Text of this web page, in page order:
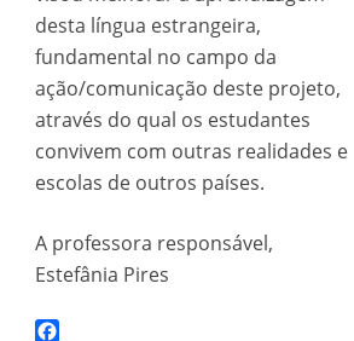
desta língua estrangeira,
fundamental no campo da
ação/comunicação deste projeto,
através do qual os estudantes
convivem com outras realidades e
escolas de outros países.
A professora responsável,
Estefânia Pires